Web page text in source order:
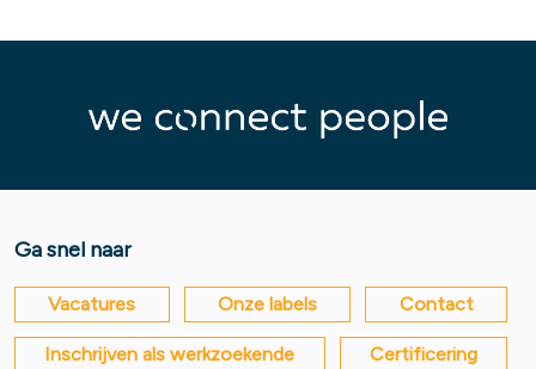
Ga snel naar
Vacatures Onze labels Contact
Inschrijven als werkzoekende Certificering